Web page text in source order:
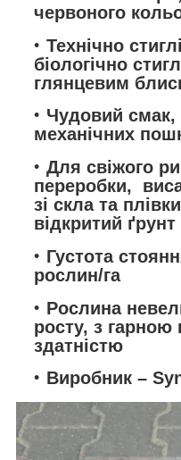
червоного
Технічно
біологічно
глянцевим
Чудовий смак,
механічних
Для свіжого
переробки,
зі скла та
відкритий
Густота
рослин/га
Рослина
росту, з
здатністю
Виробник –